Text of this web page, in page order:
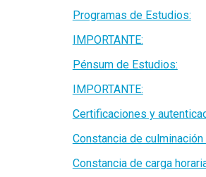
Programas de Estudios:
IMPORTANTE:
Pénsum de Estudios:
IMPORTANTE:
Certificaciones y
Constancia de
Constancia de carga